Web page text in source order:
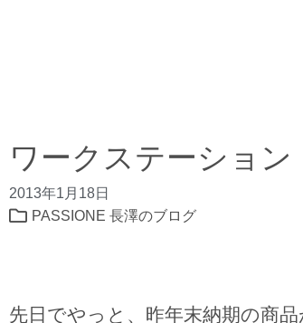
ワークステーション
2013年1月18日
PASSIONE 長澤のブログ
先日でやっと、昨年末納期の商